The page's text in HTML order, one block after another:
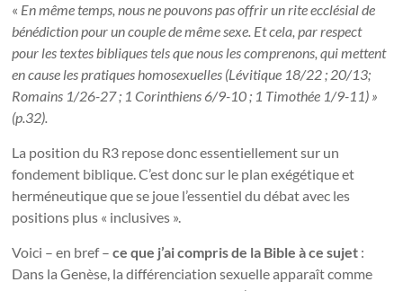
« En même temps, nous ne pouvons pas offrir un rite ecclésial de
bénédiction pour un couple de même sexe. Et cela, par respect
pour les textes bibliques tels que nous les comprenons, qui mettent
en cause les pratiques homosexuelles (Lévitique 18/22 ; 20/13;
Romains 1/26-27 ; 1 Corinthiens 6/9-10 ; 1 Timothée 1/9-11) »
(p.32).
La position du R3 repose donc essentiellement sur un
fondement biblique. C’est donc sur le plan exégétique et
herméneutique que se joue l’essentiel du débat avec les
positions plus « inclusives ».
Voici – en bref –ce que j’ai compris de la Bible à ce sujet :
Dans la Genèse, la différenciation sexuelle apparaît comme